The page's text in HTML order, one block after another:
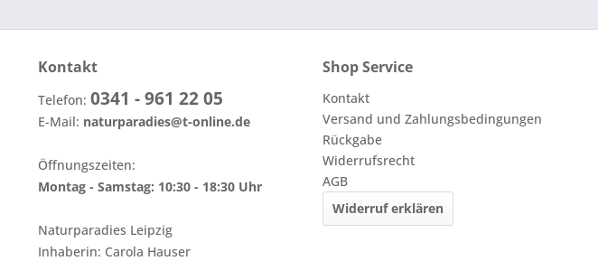
Kontakt
Telefon: 0341 - 961 22 05
E-Mail: naturparadies@t-online.de
Öffnungszeiten:
Montag - Samstag: 10:30 - 18:30 Uhr
Naturparadies Leipzig
Inhaberin: Carola Hauser
Shop Service
Kontakt
Versand und Zahlungsbedingungen
Rückgabe
Widerrufsrecht
AGB
Widerruf erklären